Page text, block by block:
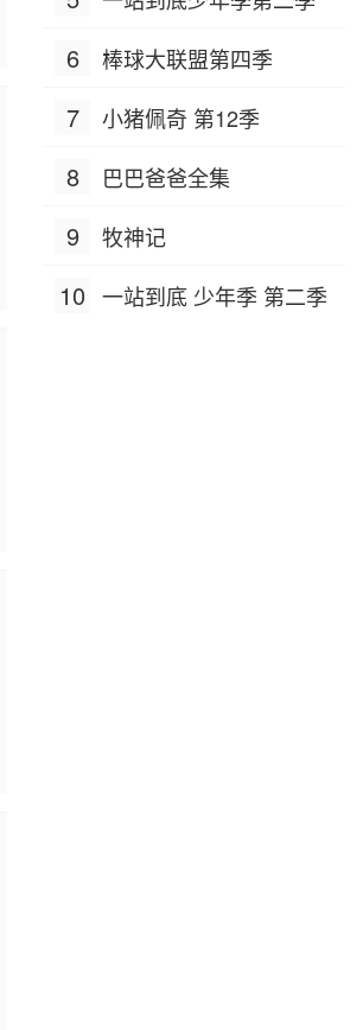
6 棒球大联盟第四季
7 小猪佩奇 第12季
8 巴巴爸爸全集
9 牧神记
10 一站到底 少年季 第二季